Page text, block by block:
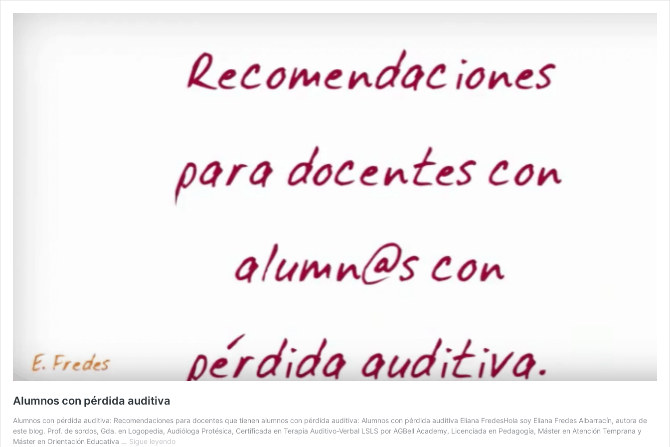
Alumnos con pérdida auditiva
Alumnos con pérdida auditiva: Recomendaciones para docentes que tienen alumnos con pérdida auditiva: Alumnos con pérdida auditiva Eliana FredesHola soy Eliana Fredes Albarracín, autora de
este blog. Prof. de sordos, Gda. en Logopedia, Audióloga Protésica, Certificada en Terapia Auditivo-Verbal LSLS por AGBell Academy, Licenciada en Pedagogía, Máster en Atención Temprana y
Máster en Orientación Educativa … Sigue leyendoAlumnos